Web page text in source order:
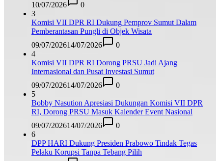
10/07/2026
0
3
Komisi VII DPR RI Dukung Pemprov Sumut Dalam
Pemberantasan Pungli di Objek Wisata
09/07/202614/07/2026
0
4
Komisi VII DPR RI Dorong PRSU Jadi Ajang
Internasional dan Pusat Investasi Sumut
09/07/202614/07/2026
0
5
Bobby Nasution Apresiasi Dukungan Komisi VII DPR
RI, Dorong PRSU Masuk Kalender Event Nasional
09/07/202614/07/2026
0
6
DPP HARI Dukung Presiden Prabowo Tindak Tegas
Pelaku Korupsi Tanpa Tebang Pilih